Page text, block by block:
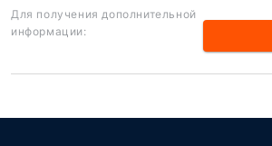
Для получения дополнительной
информации: